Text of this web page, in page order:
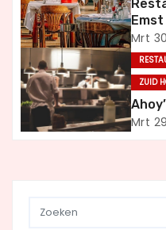
a
t
i
e
Emst
Mrt
ZUID
Mrt